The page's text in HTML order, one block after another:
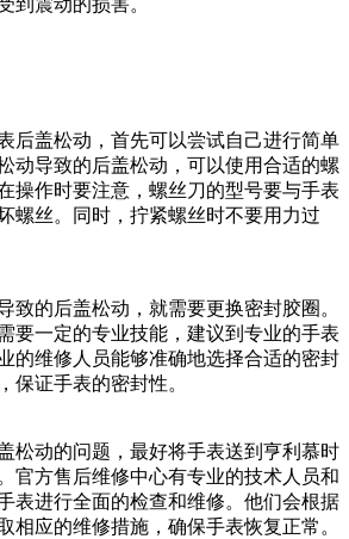
后盖松动，首先可以尝试自己进行简单
动导致的后盖松动，可以使用合适的螺
操作时要注意，螺丝刀的型号要与手表
螺丝。同时，拧紧螺丝时不要用力过
致的后盖松动，就需要更换密封胶圈。
要一定的专业技能，建议到专业的手表
的维修人员能够准确地选择合适的密封
保证手表的密封性。
松动的问题，最好将手表送到亨利慕时
官方售后维修中心有专业的技术人员和
表进行全面的检查和维修。他们会根据
相应的维修措施，确保手表恢复正常。